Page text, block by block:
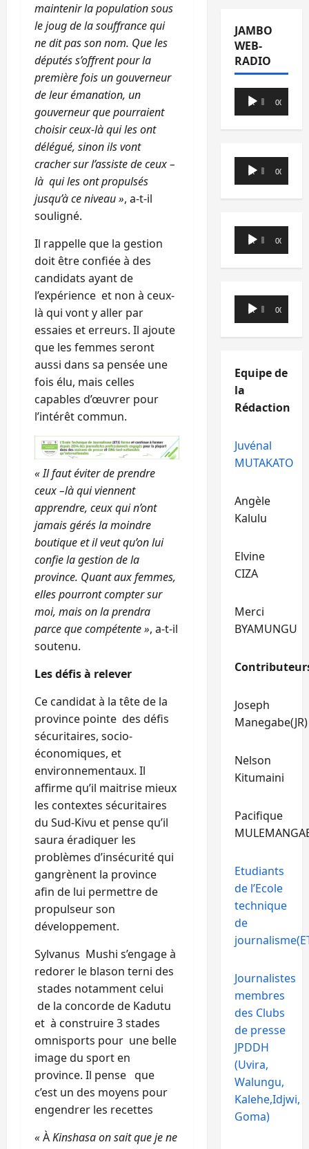
maintenir la population sous
le joug de la souffrance qui
ne dit pas son nom. Que les
députés s’offrent pour la
première fois un gouverneur
de leur émanation, un
gouverneur que pourraient
choisir ceux-là qui les ont
délégué, sinon ils vont
cracher sur l’assiste de ceux –
là qui les ont propulsés
jusqu’à ce niveau », a-t-il
souligné.
Il rappelle que la gestion
doit être confiée à des
candidats ayant de
l’expérience et non à ceux-
là qui vont y aller par
essaies et erreurs. Il ajoute
que les femmes seront
aussi dans sa pensée une
fois élu, mais celles
capables d’œuvrer pour
l’intérêt commun.
« Il faut éviter de prendre
ceux –là qui viennent
apprendre, ceux qui n’ont
jamais gérés la moindre
boutique et il veut qu’on lui
confie la gestion de la
province. Quant aux femmes,
elles pourront compter sur
moi, mais on la prendra
parce que compétente », a-t-il
soutenu.
Les défis à relever
Ce candidat à la tête de la
province pointe des défis
sécuritaires, socio-
économiques, et
environnementaux. Il
affirme qu’il maitrise mieux
les contextes sécuritaires
du Sud-Kivu et pense qu’il
saura éradiquer les
problèmes d’insécurité qui
gangrènent la province
afin de lui permettre de
propulseur son
développement.
Sylvanus Mushi s’engage à
redorer le blason terni des
stades notamment celui
de la concorde de Kadutu
et à construire 3 stades
omnisports pour une belle
image du sport en
province. Il pense que
c’est un des moyens pour
engendrer les recettes
«ÀKinshasa on sait que je ne
JAMBO
WEB-
RADIO
Lecteur
audio
00:00 00:00
Lecteur
audio
00:00 00:00
Lecteur
audio
00:00 00:00
Lecteur
audio
00:00 00:00
Equipe de
la
Rédaction
Juvénal
MUTAKATO
Angèle
Kalulu
Elvine
CIZA
Merci
BYAMUNGU
Joseph
Manegabe(JR)
Nelson
Kitumaini
Pacifique
Etudiants
de l’Ecole
technique
de
Journalistes
membres
des Clubs
de presse
JPDDH
(Uvira,
Walungu,
Kalehe,Idjwi,
Goma)